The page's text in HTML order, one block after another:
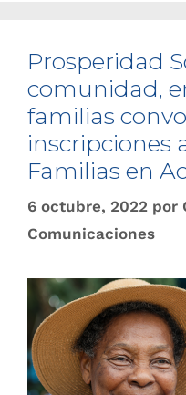
Prosperidad
comunidad,
familias
inscripciones
Familias en
6 octubre, 2022 por
Comunicaciones